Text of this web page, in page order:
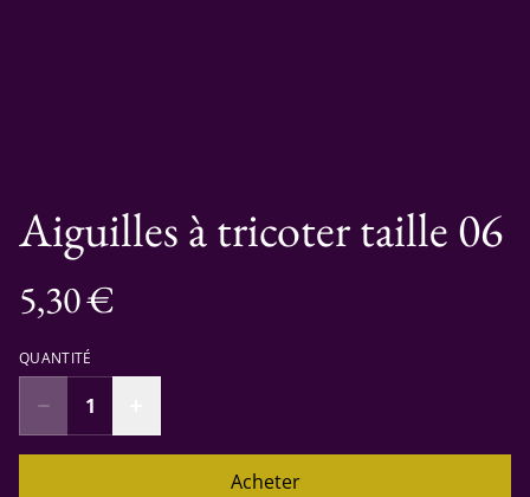
Aiguilles à tricoter taille 06
5,30 €
QUANTITÉ
Acheter